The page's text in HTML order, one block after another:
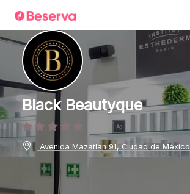
Black Beautyque
Avenida Mazatlan 91, Ciudad de México